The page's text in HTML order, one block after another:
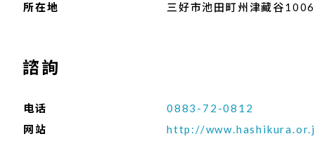
所在地
三好市池田町州津藏谷1006
諮詢
电话
0883-72-0812
网站
http://